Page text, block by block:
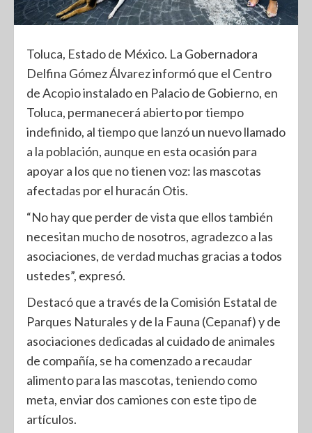
Toluca, Estado de México. La Gobernadora
Delfina Gómez Álvarez informó que el Centro
de Acopio instalado en Palacio de Gobierno, en
Toluca, permanecerá abierto por tiempo
indefinido, al tiempo que lanzó un nuevo llamado
a la población, aunque en esta ocasión para
apoyar a los que no tienen voz: las mascotas
afectadas por el huracán Otis.
“No hay que perder de vista que ellos también
necesitan mucho de nosotros, agradezco a las
asociaciones, de verdad muchas gracias a todos
ustedes”, expresó.
Destacó que a través de la Comisión Estatal de
Parques Naturales y de la Fauna (Cepanaf) y de
asociaciones dedicadas al cuidado de animales
de compañía, se ha comenzado a recaudar
alimento para las mascotas, teniendo como
meta, enviar dos camiones con este tipo de
artículos.